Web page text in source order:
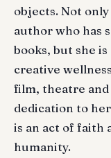
objects. Not
author who has
books, but she
creative
film, theatre and
dedication to
is an act of faith
humanity.